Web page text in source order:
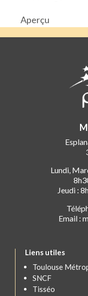
Aperçu
Lundi,
Jeudi :
Email :
Liens utiles
Toulouse
SNCF
Tisséo